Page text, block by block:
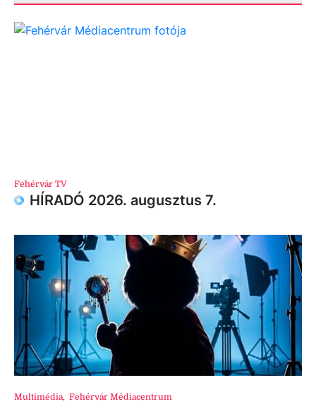
Fehérvár TV
HÍRADÓ 2026. augusztus 7.
Multimédia, Fehérvár Médiacentrum